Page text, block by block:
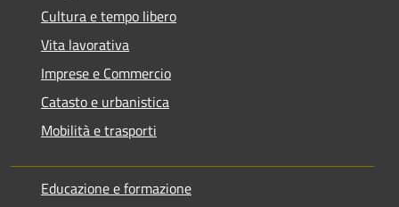
Cultura e tempo libero
Vita lavorativa
Imprese e Commercio
Catasto e urbanistica
Mobilità e trasporti
Educazione e formazione